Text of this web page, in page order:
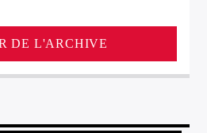
DE L'ARCHIVE